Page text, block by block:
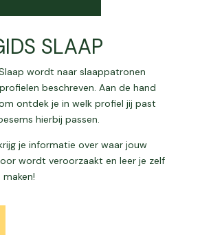
SLAAP
wordt naar slaappatronen
beschreven. Aan de hand
ontdek je in welk profiel jij past
hierbij passen.
je informatie over waar jouw
wordt veroorzaakt en leer je zelf